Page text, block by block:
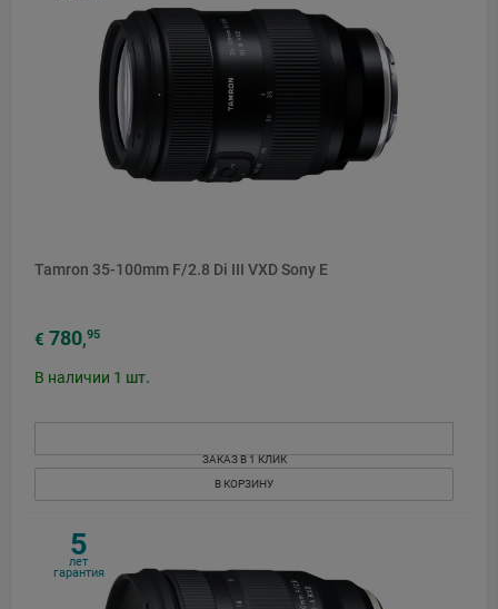
Tamron 35-100mm F/2.8 Di III VXD Sony E
€ 780,95
В наличии 1 шт.
ЗАКАЗ В 1 КЛИК
В КОРЗИНУ
5
лет
гарантия